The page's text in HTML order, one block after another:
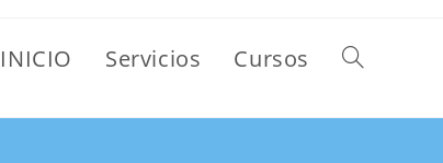
INICIO Servicios Cursos